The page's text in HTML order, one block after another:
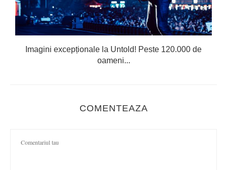
Imagini excepționale la Untold! Peste 120.000 de
oameni...
COMENTEAZA